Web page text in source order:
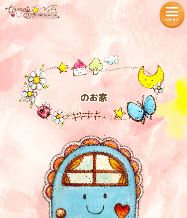
— Tamaʼs Wonderland —
TOPページ プロフィール
魔法の教室 各種商品の販売
タマちゃん神社 入居者様の声
お知らせ 特定商取引法に基づく表記
入居をご希望の方へ プライバシーポリシー
のお家